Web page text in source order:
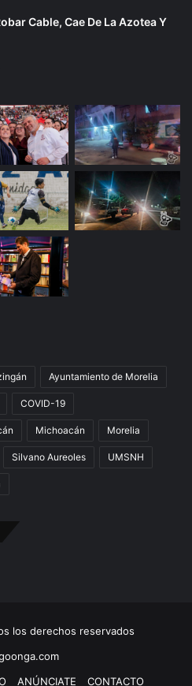
Cable, Cae De La Azotea Y
Ayuntamiento de Morelia
COVID-19
Michoacán Morelia
Silvano Aureoles UMSNH
los derechos reservados
ANÚNCIATE CONTACTO